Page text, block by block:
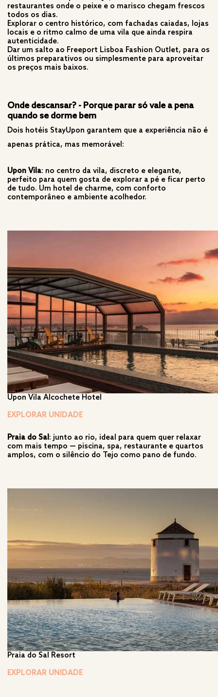
restaurantes onde o peixe e o marisco chegam frescos
todos os dias.
Explorar o centro histórico, com fachadas caiadas, lojas
locais e o ritmo calmo de uma vila que ainda respira
autenticidade.
Dar um salto ao Freeport Lisboa Fashion Outlet, para os
últimos preparativos ou simplesmente para aproveitar
os preços mais baixos.
Onde descansar? - Porque parar só vale a pena
quando se dorme bem
Dois hotéis StayUpon garantem que a experiência não é
apenas prática, mas memorável:
Upon Vila: no centro da vila, discreto e elegante,
perfeito para quem gosta de explorar a pé e ficar perto
de tudo. Um hotel de charme, com conforto
contemporâneo e ambiente acolhedor.
Upon Vila Alcochete Hotel
EXPLORAR UNIDADE
Praia do Sal: junto ao rio, ideal para quem quer relaxar
com mais tempo — piscina, spa, restaurante e quartos
amplos, com o silêncio do Tejo como pano de fundo.
Praia do Sal Resort
EXPLORAR UNIDADE